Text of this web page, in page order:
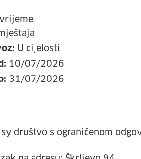
U cijelosti
10/07/2026
31/07/2026
društvo s ograničenom